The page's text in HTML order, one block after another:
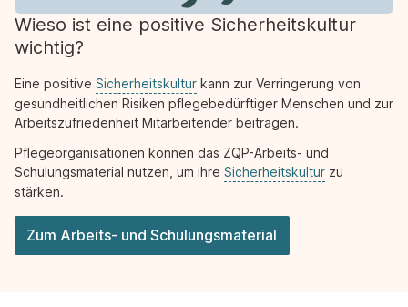
Wieso ist eine positive Sicherheitskultur
wichtig?
Eine positive Sicherheitskultur kann zur Verringerung von
gesundheitlichen Risiken pflegebedürftiger Menschen und zur
Arbeitszufriedenheit Mitarbeitender beitragen.
Pflegeorganisationen können das ZQP-Arbeits- und
Schulungsmaterial nutzen, um ihre Sicherheitskultur zu
stärken.
Zum Arbeits- und Schulungsmaterial